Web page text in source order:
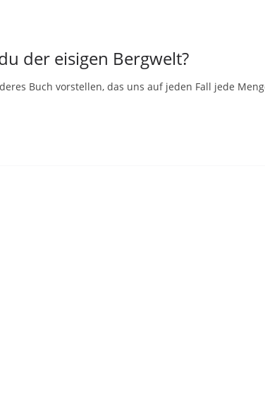
der eisigen Bergwelt?
Buch vorstellen, das uns auf jeden Fall jede